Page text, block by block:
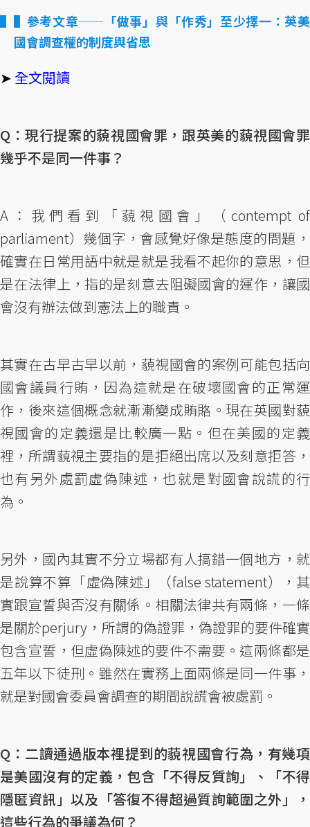
▌參考文章──「做事」與「作秀」至少擇一：英美
國會調查權的制度與省思
➤ 全文閱讀
Q：現行提案的藐視國會罪，跟英美的藐視國會罪
幾乎不是同一件事？
A：我們看到「藐視國會」（contempt of
parliament）幾個字，會感覺好像是態度的問題，
確實在日常用語中就是就是我看不起你的意思，但
是在法律上，指的是刻意去阻礙國會的運作，讓國
會沒有辦法做到憲法上的職責。
其實在古早古早以前，藐視國會的案例可能包括向
國會議員行賄，因為這就是在破壞國會的正常運
作，後來這個概念就漸漸變成賄賂。現在英國對藐
視國會的定義還是比較廣一點。但在美國的定義
裡，所謂藐視主要指的是拒絕出席以及刻意拒答，
也有另外處罰虛偽陳述，也就是對國會說謊的行
為。
另外，國內其實不分立場都有人搞錯一個地方，就
是說算不算「虛偽陳述」（false statement），其
實跟宣誓與否沒有關係。相關法律共有兩條，一條
是關於perjury，所謂的偽證罪，偽證罪的要件確實
包含宣誓，但虛偽陳述的要件不需要。這兩條都是
五年以下徒刑。雖然在實務上面兩條是同一件事，
就是對國會委員會調查的期間說謊會被處罰。
Q：二讀通過版本裡提到的藐視國會行為，有幾項
是美國沒有的定義，包含「不得反質詢」、「不得
隱匿資訊」以及「答復不得超過質詢範圍之外」，
這些行為的爭議為何？